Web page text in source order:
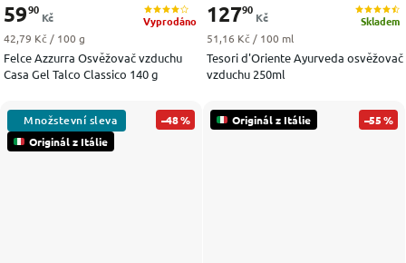
Felce Azzurra Osvěžovač vzduchu
Casa Gel Talco Classico 140 g
Vyprodáno
5990
Kč
Měrná cena:
42,79 Kč / 100 g
Tesori d'Oriente Ayurveda osvěžovač
vzduchu 250ml
Skladem
12790
Kč
Měrná cena:
51,16 Kč / 100 ml
Originál z Itálie
–48 % Originál z Itálie –55 %